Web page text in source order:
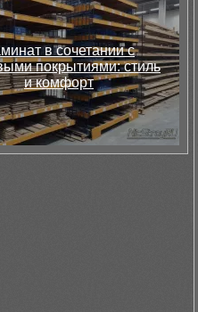
в сочетании с
покрытиями: стиль
и комфорт